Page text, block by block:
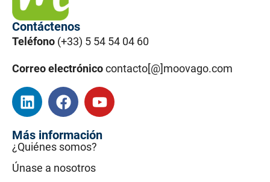
Contáctenos
Teléfono (+33) 5 54 54 04 60
Correo electrónicocontacto[@]moovago.com
Más información
¿Quiénes somos?
Únase a nosotros